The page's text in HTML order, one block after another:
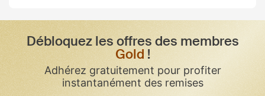
Débloquez les offres des membres
Gold !
Adhérez gratuitement pour profiter
instantanément des remises